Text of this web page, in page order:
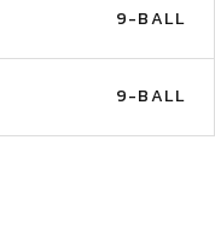
9-BALL
9-BALL